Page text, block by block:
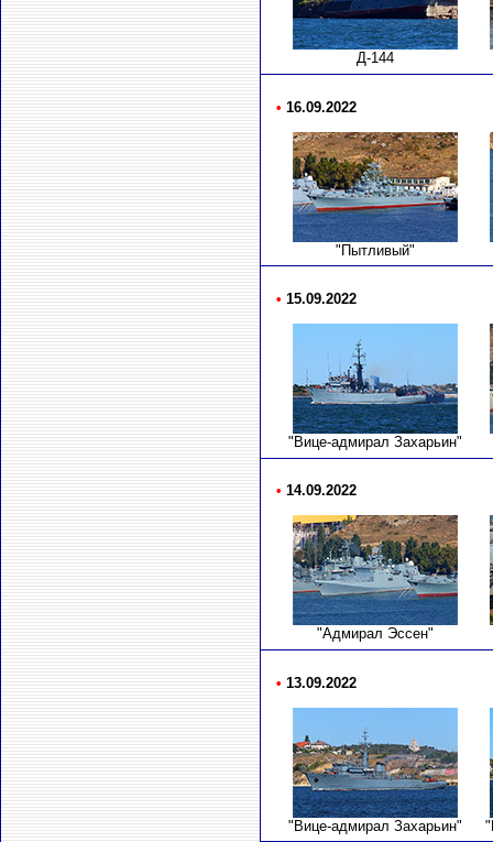
Д-144
• 16.09.2022
"Пытливый"
• 15.09.2022
"Вице-адмирал Захарьин"
• 14.09.2022
"Адмирал Эссен"
• 13.09.2022
"Вице-адмирал Захарьин"